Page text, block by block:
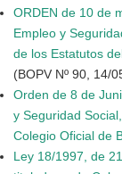
ORDEN de 10 de
Empleo y
de los Estatutos
(BOPV Nº 90, 14/
Orden de 8 de
y Seguridad
Colegio Oficial de
Ley 18/1997, de